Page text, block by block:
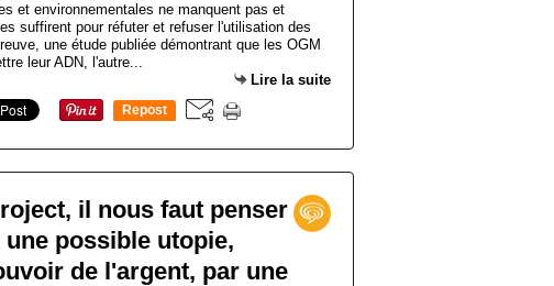
et environnementales ne manquent pas et
suffirent pour réfuter et refuser l'utilisation des
une étude publiée démontrant que les OGM
leur ADN, l'autre...
Lire la suite
Repost
il nous faut penser
possible utopie,
de l'argent, par une